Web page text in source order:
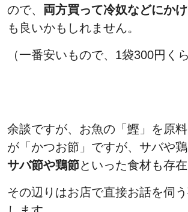
ので、 両方買って冷奴などにか
も良いかもしれません。
（一番安いもので、1袋300円くら
余談ですが、お魚の「鰹」を原
が「かつお節」ですが、サバや
サバ節や鶏節といった食材も存在
その辺りはお店で直接お話を伺